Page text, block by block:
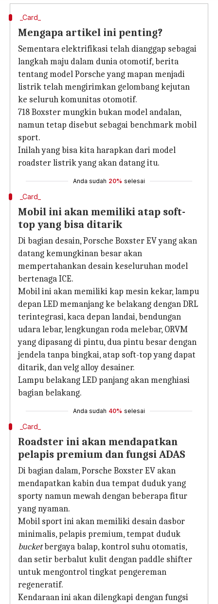
_Card_
Mengapa artikel ini penting?
Sementara elektrifikasi telah dianggap sebagai
langkah maju dalam dunia otomotif, berita
tentang model Porsche yang mapan menjadi
listrik telah mengirimkan gelombang kejutan
ke seluruh komunitas otomotif.
718 Boxster mungkin bukan model andalan,
namun tetap disebut sebagai benchmark mobil
sport.
Inilah yang bisa kita harapkan dari model
roadster listrik yang akan datang itu.
Anda sudah 20% selesai
_Card_
Mobil ini akan memiliki atap soft-
top yang bisa ditarik
Di bagian desain, Porsche Boxster EV yang akan
datang kemungkinan besar akan
mempertahankan desain keseluruhan model
bertenaga ICE.
Mobil ini akan memiliki kap mesin kekar, lampu
depan LED memanjang ke belakang dengan DRL
terintegrasi, kaca depan landai, bendungan
udara lebar, lengkungan roda melebar, ORVM
yang dipasang di pintu, dua pintu besar dengan
jendela tanpa bingkai, atap soft-top yang dapat
ditarik, dan velg alloy desainer.
Lampu belakang LED panjang akan menghiasi
bagian belakang.
Anda sudah 40% selesai
_Card_
Roadster ini akan mendapatkan
pelapis premium dan fungsi ADAS
Di bagian dalam, Porsche Boxster EV akan
mendapatkan kabin dua tempat duduk yang
sporty namun mewah dengan beberapa fitur
yang nyaman.
Mobil sport ini akan memiliki desain dasbor
minimalis, pelapis premium, tempat duduk
bucketbergaya balap, kontrol suhu otomatis,
dan setir berbalut kulit dengan paddle shifter
untuk mengontrol tingkat pengereman
regeneratif.
Kendaraan ini akan dilengkapi dengan fungsi